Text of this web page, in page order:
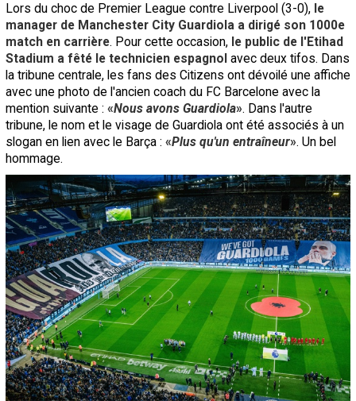
Lors du choc de Premier League contre Liverpool (3-0), le
manager de Manchester City Guardiola a dirigé son 1000e
match en carrière. Pour cette occasion, le public de l'Etihad
Stadium a fêté le technicien espagnol avec deux tifos. Dans
la tribune centrale, les fans des Citizens ont dévoilé une affiche
avec une photo de l'ancien coach du FC Barcelone avec la
mention suivante : «Nous avons Guardiola». Dans l'autre
tribune, le nom et le visage de Guardiola ont été associés à un
slogan en lien avec le Barça : «Plus qu'un entraîneur». Un bel
hommage.